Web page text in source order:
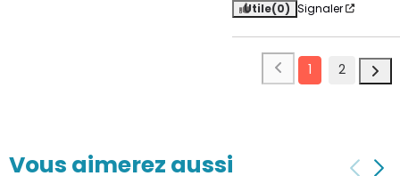
Utile(0) Signaler
1 2
Vous aimerez aussi